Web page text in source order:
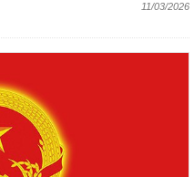
11/03/2026